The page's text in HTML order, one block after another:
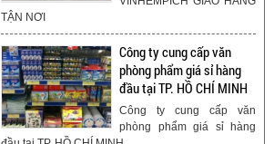
TẬN NƠI
Công ty cung cấp văn
phòng phẩm giá sỉ hàng
đầu tại TP. HỒ CHÍ MINH
Công ty cung cấp văn
phòng phẩm giá sỉ hàng